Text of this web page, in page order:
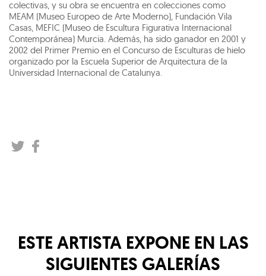
colectivas, y su obra se encuentra en colecciones como
MEAM (Museo Europeo de Arte Moderno), Fundación Vila
Casas, MEFIC (Museo de Escultura Figurativa Internacional
Contemporánea) Murcia. Además, ha sido ganador en 2001 y
2002 del Primer Premio en el Concurso de Esculturas de hielo
organizado por la Escuela Superior de Arquitectura de la
Universidad Internacional de Catalunya.
ESTE ARTISTA EXPONE EN LAS
SIGUIENTES GALERÍAS